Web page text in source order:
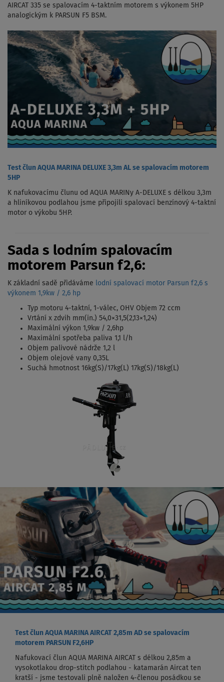
AIRCAT 335 se spalovacím 4-taktním motorem s výkonem 5HP
analogickým k PARSUN F5 BSM.
Test člun AQUA MARINA DELUXE 3,3m AL se spalovacím motorem
5HP
K nafukovacímu člunu od AQUA MARINy A-DELUXE s délkou 3,3m
a hliníkovou podlahou jsme připojili spalovací benzínový 4-taktní
motor o výkobu 5HP.
Sada s lodním spalovacím
motorem Parsun f2,6:
K základní sadě přidáváme lodní spalovací motor Parsun f2,6 s
výkonem 1,9kw / 2,6 hp
Typ motoru 4-taktní, 1-válec, OHV Objem 72 ccm
Vrtání x zdvih mm(in.) 54,0×31,5(2,13×1,24)
Maximální výkon 1,9kw / 2,6hp
Maximální spotřeba paliva 1,1 l/h
Objem palivové nádrže 1,2 l
Objem olejové vany 0,35L
Suchá hmotnost 16kg(S)/17kg(L) 17kg(S)/18kg(L)
Test člun AQUA MARINA AIRCAT 2,85m AD se spalovacím
motorem PARSUN F2,6HP
Nafukovací člun AQUA MARINA AIRCAT s délkou 2,85m a
vysokotlakou drop-stitch podlahou - katamarán Aircat ten
kratší - jsme testovali plně naložen 4-členou posádkou se